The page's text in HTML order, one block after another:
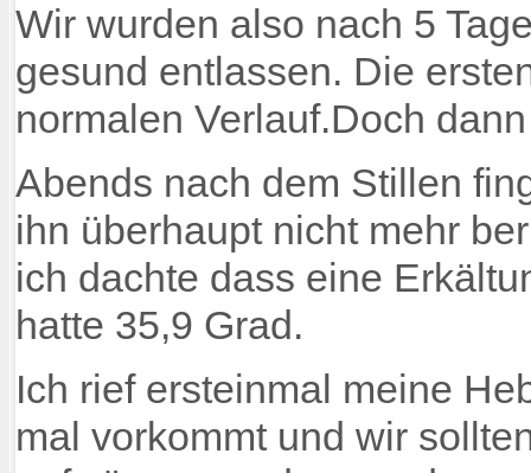
Wir wurden also nach 5
gesund entlassen. Die
normalen Verlauf.Doch
Abends nach dem Stillen
ihn überhaupt nicht mehr
ich dachte dass eine
hatte 35,9 Grad.
Ich rief ersteinmal meine
mal vorkommt und wir